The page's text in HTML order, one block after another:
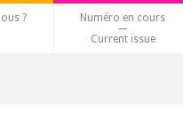
?
Numéro en cours
Current issue